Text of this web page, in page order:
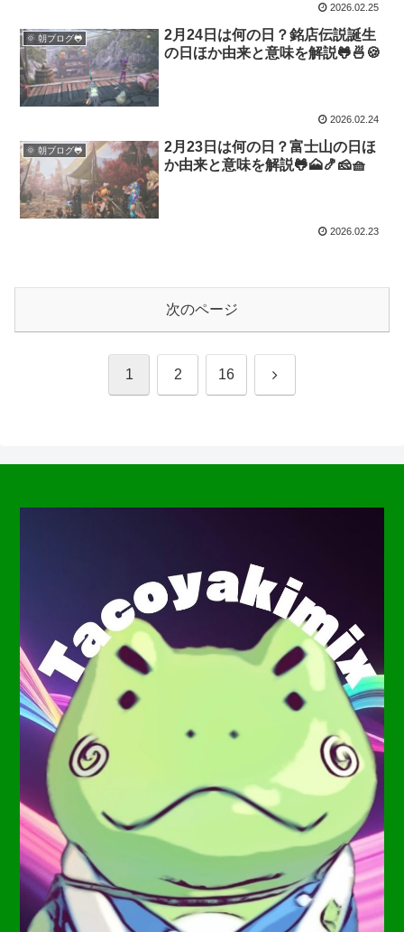
2026.02.25
🌞 朝ブログ🐸
2月24日は何の日？銘店伝説誕生
の日ほか由来と意味を解説🐸🍜🍪
2026.02.24
🌞 朝ブログ🐸
2月23日は何の日？富士山の日ほ
か由来と意味を解説🐸🗻🍤🧀🧺
2026.02.23
次のページ
1 2 16 次